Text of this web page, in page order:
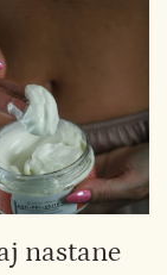
nastane